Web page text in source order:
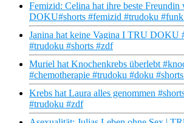
Femizid: Celina hat ihre beste
DOKU#shorts #femizid #trudoku
Janina hat keine Vagina I TRU DOKU
#trudoku #shorts #zdf
Muriel hat Knochenkrebs überlebt
#chemotherapie #trudoku #doku
Krebs hat Laura alles genommen
#trudoku #zdf